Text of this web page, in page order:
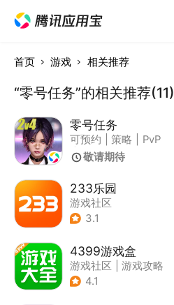
首页 游戏 相关推荐
“零号任务”的相关推荐(11)
零号任务
可预约 策略
PvP
| 冒险
敬请期待
233乐园
游戏社区
3.1
4399游戏盒
游戏社区
游戏攻略
4.1